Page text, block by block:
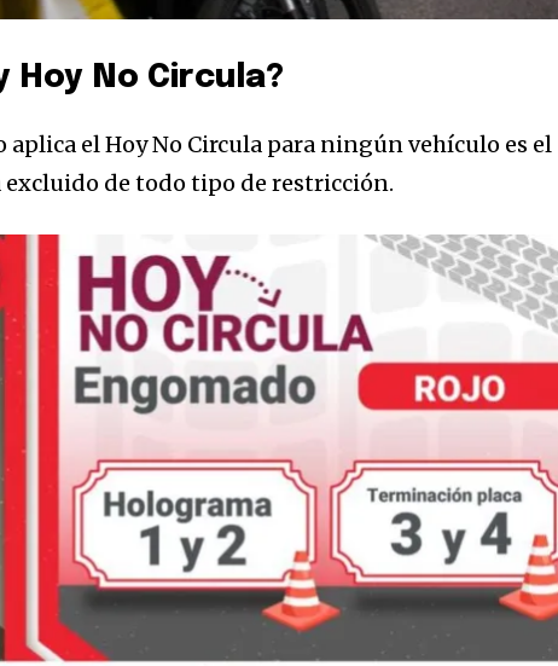
Hoy No Circula?
aplica el Hoy No Circula para ningún vehículo es el
excluido de todo tipo de restricción.